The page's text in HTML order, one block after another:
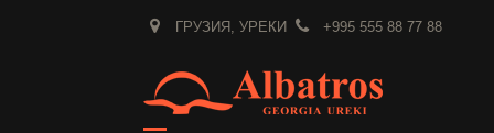
ГРУЗИЯ, УРЕКИ +995 555 88 77 88